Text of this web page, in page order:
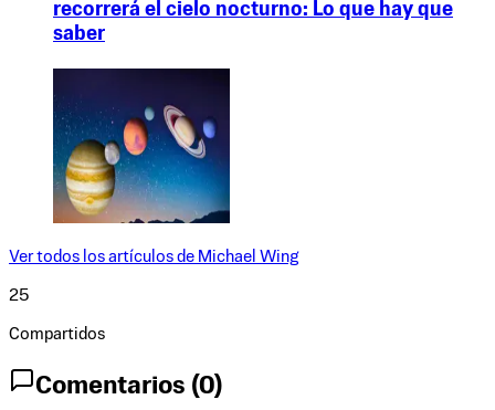
recorrerá el cielo nocturno: Lo que hay que
saber
Ver todos los artículos de Michael Wing
25
Compartidos
Comentarios (0)